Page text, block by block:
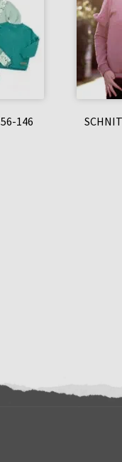
146